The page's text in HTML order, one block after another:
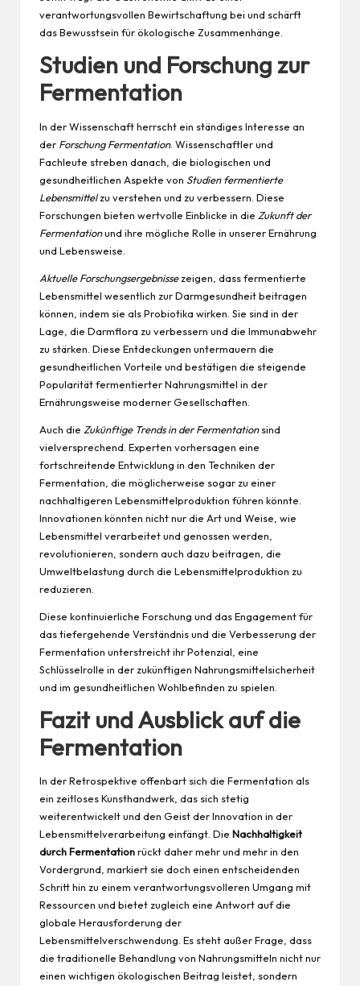
verantwortungsvollen Bewirtschaftung bei und schärft
das Bewusstsein für ökologische Zusammenhänge.
Studien und Forschung zur
Fermentation
In der Wissenschaft herrscht ein ständiges Interesse an
der Forschung Fermentation. Wissenschaftler und
Fachleute streben danach, die biologischen und
gesundheitlichen Aspekte von Studien fermentierte
Lebensmittelzu verstehen und zu verbessern. Diese
Forschungen bieten wertvolle Einblicke in die Zukunft der
Fermentationund ihre mögliche Rolle in unserer Ernährung
und Lebensweise.
Aktuelle Forschungsergebnissezeigen, dass fermentierte
Lebensmittel wesentlich zur Darmgesundheit beitragen
können, indem sie als Probiotika wirken. Sie sind in der
Lage, die Darmflora zu verbessern und die Immunabwehr
zu stärken. Diese Entdeckungen untermauern die
gesundheitlichen Vorteile und bestätigen die steigende
Popularität fermentierter Nahrungsmittel in der
Ernährungsweise moderner Gesellschaften.
Auch die Zukünftige Trends in der Fermentationsind
vielversprechend. Experten vorhersagen eine
fortschreitende Entwicklung in den Techniken der
Fermentation, die möglicherweise sogar zu einer
nachhaltigeren Lebensmittelproduktion führen könnte.
Innovationen könnten nicht nur die Art und Weise, wie
Lebensmittel verarbeitet und genossen werden,
revolutionieren, sondern auch dazu beitragen, die
Umweltbelastung durch die Lebensmittelproduktion zu
reduzieren.
Diese kontinuierliche Forschung und das Engagement für
das tiefergehende Verständnis und die Verbesserung der
Fermentation unterstreicht ihr Potenzial, eine
Schlüsselrolle in der zukünftigen Nahrungsmittelsicherheit
und im gesundheitlichen Wohlbefinden zu spielen.
Fazit und Ausblick auf die
Fermentation
In der Retrospektive offenbart sich die Fermentation als
ein zeitloses Kunsthandwerk, das sich stetig
weiterentwickelt und den Geist der Innovation in der
Lebensmittelverarbeitung einfängt. Die Nachhaltigkeit
durch Fermentationrückt daher mehr und mehr in den
Vordergrund, markiert sie doch einen entscheidenden
Schritt hin zu einem verantwortungsvolleren Umgang mit
Ressourcen und bietet zugleich eine Antwort auf die
globale Herausforderung der
Lebensmittelverschwendung. Es steht außer Frage, dass
die traditionelle Behandlung von Nahrungsmitteln nicht nur
einen wichtigen ökologischen Beitrag leistet, sondern